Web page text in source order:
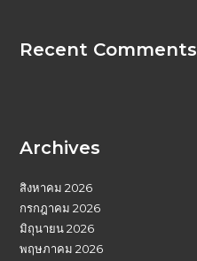
Recent Comments
Archives
สิงหาคม 2026
กรกฎาคม 2026
มิถุนายน 2026
พฤษภาคม 2026